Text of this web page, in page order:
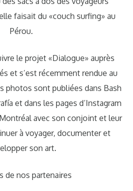
faisait du «couch surfing» au
Pérou.
le projet «Dialogue» auprès
et s’est récemment rendue au
photos sont publiées dans Bash
et dans les pages d’Instagram
avec son conjoint et leur
à voyager, documenter et
son art.
de nos partenaires